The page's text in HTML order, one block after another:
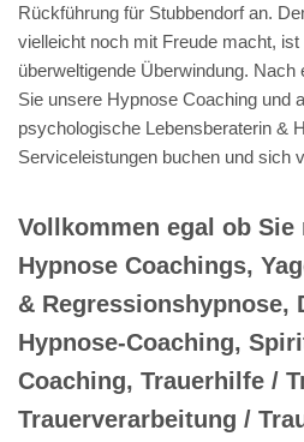
Rückführung für Stubbendorf an.
vielleicht noch mit Freude macht,
überweltigende Überwindung.
Sie unsere Hypnose Coaching und
psychologische Lebensberaterin &
Serviceleistungen buchen und sich
Vollkommen egal ob
Hypnose Coachings,
& Regressionshypnose,
Hypnose-Coaching,
Coaching, Trauerhilfe /
Trauerverarbeitung /